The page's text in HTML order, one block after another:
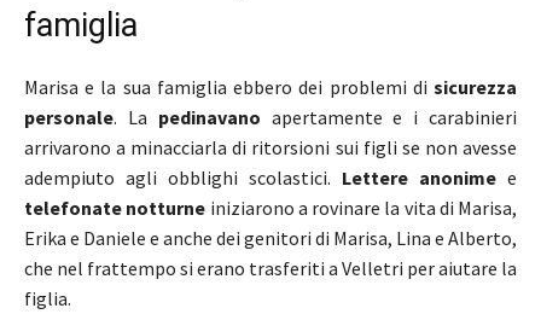
famiglia
Marisa e la sua famiglia ebbero dei problemi di sicurezza
personale. La pedinavano apertamente e i carabinieri
arrivarono a minacciarla di ritorsioni sui figli se non avesse
adempiuto agli obblighi scolastici. Lettere anonime e
telefonate notturne iniziarono a rovinare la vita di Marisa,
Erika e Daniele e anche dei genitori di Marisa, Lina e Alberto,
che nel frattempo si erano trasferiti a Velletri per aiutare la
figlia.